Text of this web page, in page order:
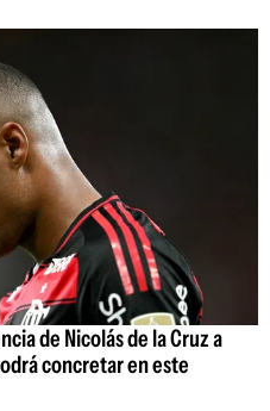
de Nicolás de la Cruz a
concretar en este